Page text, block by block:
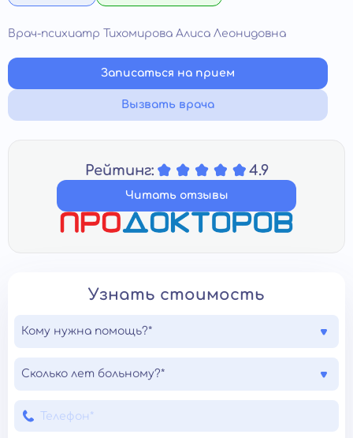
Врач-психиатр Тихомирова Алиса Леонидовна
Записаться на прием
Вызвать врача
Рейтинг: 4.9
Читать отзывы
Узнать стоимость
Кому нужна помощь?*
Сколько лет больному?*